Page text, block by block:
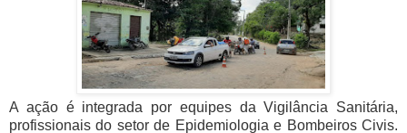
A ação é integrada por equipes da Vigilância Sanitária,
profissionais do setor de Epidemiologia e Bombeiros Civis.